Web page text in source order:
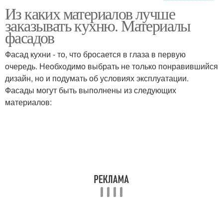
Водостойкий материал Материал для корпуса
Материалы для
гарнитура
Материалы для
столешницы
Из каких материалов лучше
заказывать кухню. Материалы
фасадов
Фасад кухни - то, что бросается в глаза в первую
очередь. Необходимо выбрать не только понравившийся
дизайн, но и подумать об условиях эксплуатации.
Фасады могут быть выполнены из следующих
материалов: